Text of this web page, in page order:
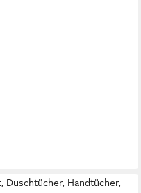
Duschtücher, Handtücher,